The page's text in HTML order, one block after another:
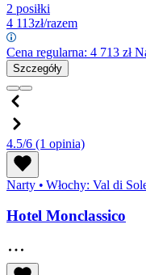
2 posiłki
4 113zł/razem
Cena regularna: 4 713 zł
Szczegóły
4.5/6 (1 opinia)
Narty • Włochy: Val di
Hotel Monclassico